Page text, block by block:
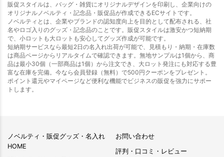
販促スタイルは、バッグ・雑貨にオリジナルデザインを印刷し、企業向けの
オリジナルノベルティ・記念品・販促品が作成できるECサイトです。
ノベルティとは、企業やブランドの認知度向上を目的として配布される、社
名やロゴ入りのグッズ・記念品のことです。販促スタイルは激安かつ短納期
で、小ロットも大ロットも安心してグッズ作成が可能です。
短納期サービスなら最短2日の名入れ出荷が可能で、見積もり・納期・在庫数
は商品ページからリアルタイムで確認できます。無地サンプルは1個から、商
品は最小30個（一部商品は1個）から注文でき、大ロット発注にも対応する豊
富な在庫を完備。今なら会員登録（無料）で500円クーポンをプレゼント。
ポイント還元やマイページなど便利な機能でビジネスの販促を強力にサポー
トします。
ノベルティ・販促グッズ・名入れ
HOME
お問い合わせ
評判・口コミ・レビュー